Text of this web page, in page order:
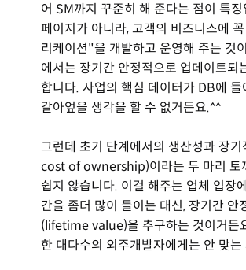
어 SM까지 꾸준히 해 준다는 점이 특
페이지가 아니라, 고객의 비즈니스에
리케이션"을 개발하고 운영해 주는 것
에서는 장기간 안정적으로 업데이트되
합니다. 사업의 핵심 데이터가 DB에 들
갈아엎을 생각을 할 수 없거든요.^^
그런데 초기 단계에서의 생산성과 장
cost of ownership)이라는 두 마리 토
쉽지 않습니다. 이걸 해주는 업체 입장
간을 좀더 많이 들이는 대신, 장기간 안
(lifetime value)을 추구하는 것이거든
한 대다수의 외주개발자에게는 안 맞